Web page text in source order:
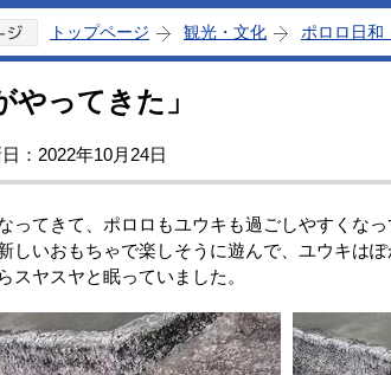
トップページ 観光・文化 ポロロ日
やってきた」
：2022年10月24日
ってきて、ポロロもユウキも過ごしやすくなっ
しいおもちゃで楽しそうに遊んで、ユウキは
スヤスヤと眠っていました。